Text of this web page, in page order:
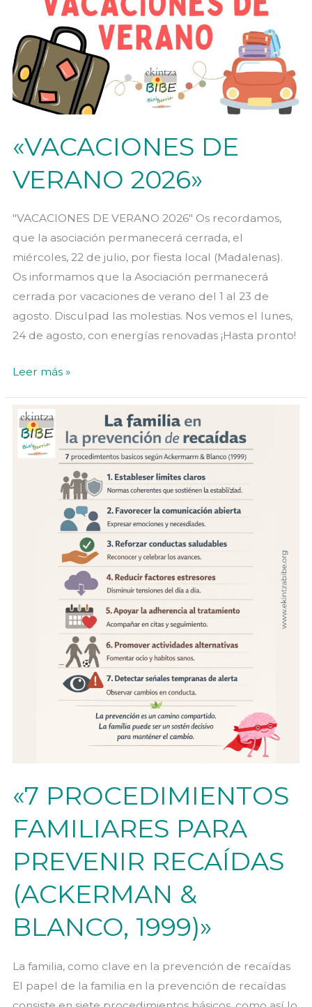
«VACACIONES DE
VERANO 2026»
"VACACIONES DE VERANO 2026" Os recordamos,
que la asociación permanecerá cerrada, el
miércoles, 22 de julio, por fiesta local (Madalenas).
Os informamos que la Asociación permanecerá
cerrada por vacaciones de verano del 1 al 23 de
agosto. Disculpad las molestias. Nos vemos el lunes,
24 de agosto, con energías renovadas ¡Hasta pronto!
«VACACIONES
VERANO
2026»
Leer más »
«7 PROCEDIMIENTOS
FAMILIARES PARA
PREVENIR RECAÍDAS
(ACKERMAN &
BLANCO, 1999)»
La familia, como clave en la prevención de recaídas
El papel de la familia en la prevención de recaídas